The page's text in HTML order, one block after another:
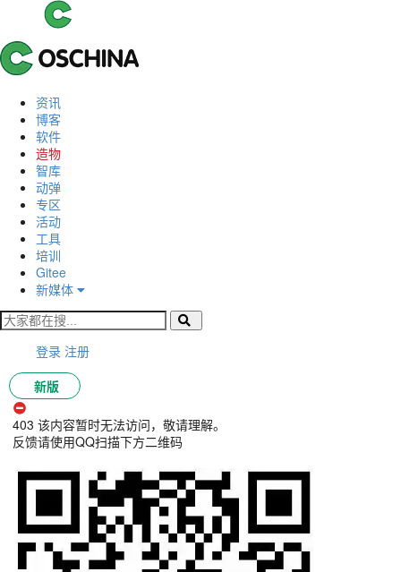
资讯
博客
软件
造物
智库
动弹
专区
活动
工具
培训
Gitee
新媒体
登录 注册
新版
403 该内容暂时无法访问，敬请理解。
反馈请使用QQ扫描下方二维码